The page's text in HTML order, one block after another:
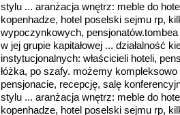
stylu ... aranżacja wnętrz: meble do
kopenhadze, hotel poselski sejmu rp,
wypoczynkowych,
w jej grupie kapitałowej ... działalność
instytucjonalnych: właścicieli hoteli,
łóżka, po szafy. możemy
pensjonacie, recepcję, salę
stylu ... aranżacja wnętrz: meble do
kopenhadze, hotel poselski sejmu rp,